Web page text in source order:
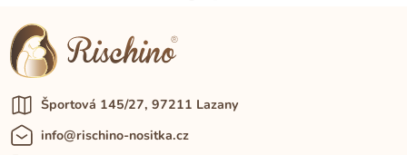
Športová 145/27, 97211 Lazany
info@rischino-nositka.cz